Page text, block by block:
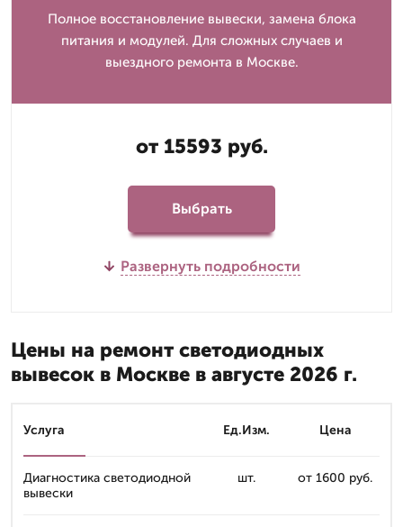
Полное восстановление вывески, замена блока
питания и модулей. Для сложных случаев и
выездного ремонта в Москве.
от 15593 руб.
Выбрать
Развернуть подробности
Цены на ремонт светодиодных
вывесок в Москве в августе 2026 г.
Услуга Ед.Изм. Цена
Диагностика светодиодной
вывески
шт. от 1600 руб.